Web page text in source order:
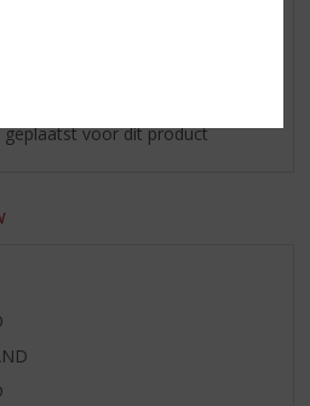
geplaatst voor dit product